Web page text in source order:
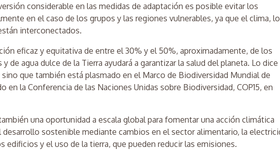
considerable en las medidas de adaptación es posible evitar los
en el caso de los grupos y las regiones vulnerables, ya que el clima,
interconectados.
eficaz y equitativa de entre el 30% y el 50%, aproximadamente, de los
de agua dulce de la Tierra ayudará a garantizar la salud del planeta. Lo dice
que también está plasmado en el Marco de Biodiversidad Mundial de
en la Conferencia de las Naciones Unidas sobre Biodiversidad, COP15, en
una oportunidad a escala global para fomentar una acción climática
sostenible mediante cambios en el sector alimentario, la
edificios y el uso de la tierra, que pueden reducir las emisiones.